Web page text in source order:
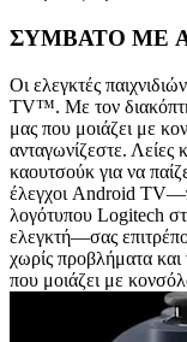
ΣΥΜΒΑΤΟ ΜΕ
Οι ελεγκτές
TV™. Με τον διακόπτη
μας που μοιάζει με
ανταγωνίζεστε. Λείες
καουτσούκ για να
έλεγχοι Android
λογότυπου Logitech
ελεγκτή—σας
χωρίς προβλήματα
που μοιάζει με